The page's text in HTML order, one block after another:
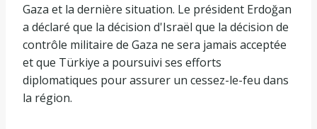
Gaza et la dernière situation. Le président Erdoğan
a déclaré que la décision d'Israël que la décision de
contrôle militaire de Gaza ne sera jamais acceptée
et que Türkiye a poursuivi ses efforts
diplomatiques pour assurer un cessez-le-feu dans
la région.